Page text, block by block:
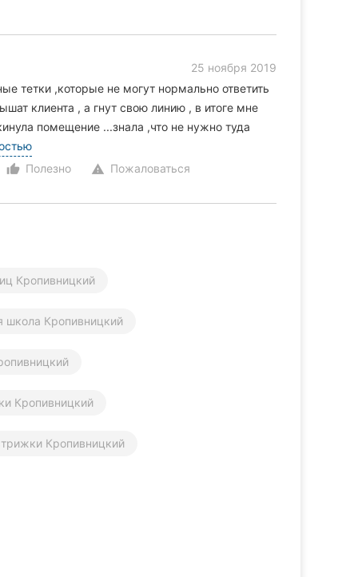
25 ноября 2019
тетки ,которые не могут нормально ответить
клиента , а гнут свою линию , в итоге мне
помещение ...знала ,что не нужно туда
thumb_up_alt
Полезно warning Пожаловаться
Кропивницкий
школа Кропивницкий
Кропивницкий
Кропивницкий